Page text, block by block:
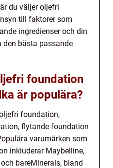
du väljer oljefri
till faktorer som
ingredienser och din
bästa passande
foundation
är populära?
foundation,
flytande foundation
varumärken som
inkluderar Maybelline,
bareMinerals, bland